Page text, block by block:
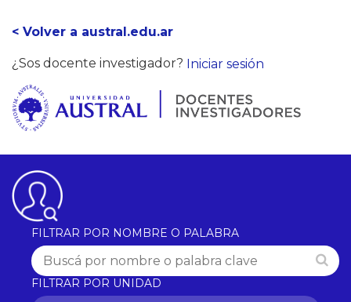
< Volver a austral.edu.ar
¿Sos docente investigador? Iniciar sesión
FILTRAR POR NOMBRE O PALABRA
FILTRAR POR UNIDAD